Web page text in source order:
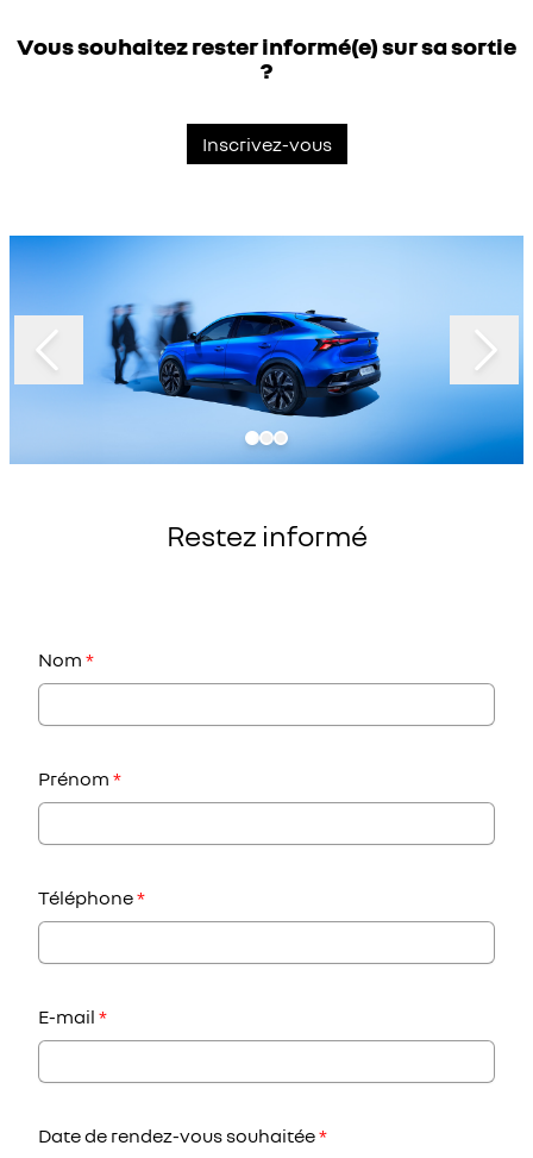
Vous souhaitez rester informé(e) sur sa sortie
?
Inscrivez-vous
Slide 1 of 3
Restez informé
Nom *
Prénom *
Téléphone*
E-mail *
Date de rendez-vous souhaitée*